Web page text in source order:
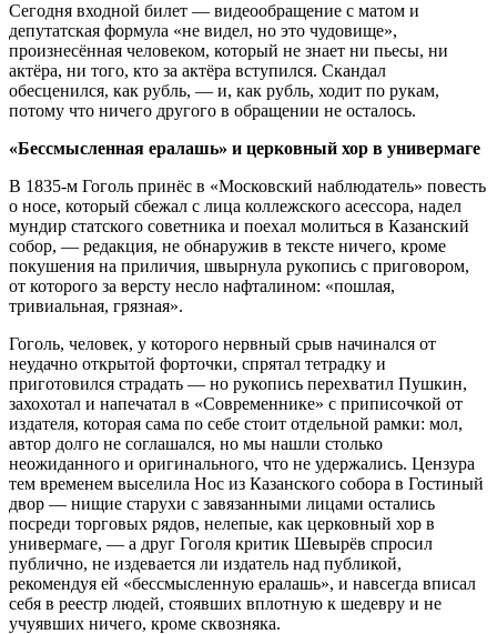
Сегодня входной билет — видеообращение с матом и
депутатская формула «не видел, но это чудовище»,
произнесённая человеком, который не знает ни пьесы, ни
актёра, ни того, кто за актёра вступился. Скандал
обесценился, как рубль, — и, как рубль, ходит по рукам,
потому что ничего другого в обращении не осталось.
«Бессмысленная ералашь» и церковный хор в универмаге
В 1835-м Гоголь принёс в «Московский наблюдатель» повесть
о носе, который сбежал с лица коллежского асессора, надел
мундир статского советника и поехал молиться в Казанский
собор, — редакция, не обнаружив в тексте ничего, кроме
покушения на приличия, швырнула рукопись с приговором,
от которого за версту несло нафталином: «пошлая,
тривиальная, грязная».
Гоголь, человек, у которого нервный срыв начинался от
неудачно открытой форточки, спрятал тетрадку и
приготовился страдать — но рукопись перехватил Пушкин,
захохотал и напечатал в «Современнике» с приписочкой от
издателя, которая сама по себе стоит отдельной рамки: мол,
автор долго не соглашался, но мы нашли столько
неожиданного и оригинального, что не удержались. Цензура
тем временем выселила Нос из Казанского собора в Гостиный
двор — нищие старухи с завязанными лицами остались
посреди торговых рядов, нелепые, как церковный хор в
универмаге, — а друг Гоголя критик Шевырёв спросил
публично, не издевается ли издатель над публикой,
рекомендуя ей «бессмысленную ералашь», и навсегда вписал
себя в реестр людей, стоявших вплотную к шедевру и не
учуявших ничего, кроме сквозняка.